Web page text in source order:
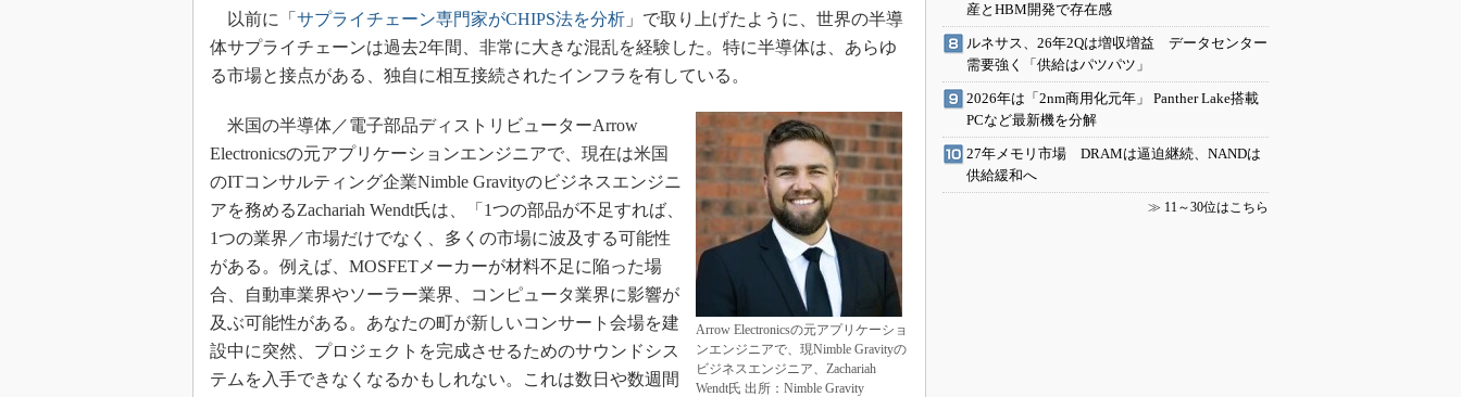
以前に「 サプライチェーン専門家がCHIPS法を分析 」で取り上げたように、世界の半導
体サプライチェーンは過去2年間、非常に大きな混乱を経験した。特に半導体は、あらゆ
る市場と接点がある、独自に相互接続されたインフラを有している。
Arrow Electronicsの元アプリケーショ
ンエンジニアで、現Nimble Gravityの
ビジネスエンジニア、Zachariah
Wendt氏 出所：Nimble Gravity
米国の半導体／電子部品ディストリビューターArrow
Electronicsの元アプリケーションエンジニアで、現在は米国
のITコンサルティング企業Nimble Gravityのビジネスエンジニ
アを務めるZachariah Wendt氏は、「1つの部品が不足すれば、
1つの業界／市場だけでなく、多くの市場に波及する可能性
がある。例えば、MOSFETメーカーが材料不足に陥った場
合、自動車業界やソーラー業界、コンピュータ業界に影響が
及ぶ可能性がある。あなたの町が新しいコンサート会場を建
設中に突然、プロジェクトを完成させるためのサウンドシス
テムを入手できなくなるかもしれない。これは数日や数週間
産とHBM開発で存在感
ルネサス、26年2Qは増収増益 データセンター
需要強く「供給はパツパツ」
2026年は「2nm商用化元年」 Panther Lake搭載
PCなど最新機を分解
27年メモリ市場 DRAMは逼迫継続、NANDは
供給緩和へ
≫ 11～30位はこちら